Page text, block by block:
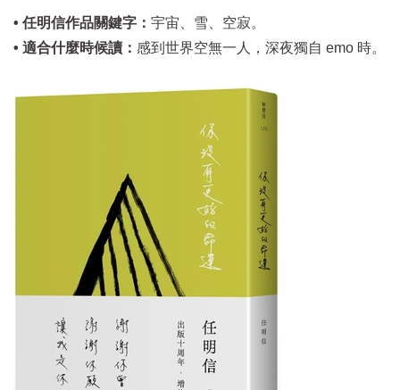
• 任明信作品關鍵字： 宇宙、雪、空寂。
• 適合什麼時候讀： 感到世界空無一人，深夜獨自 emo 時。